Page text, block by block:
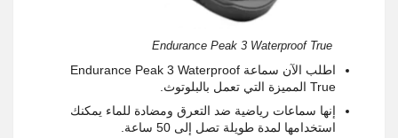
Endurance Peak 3 Waterproof True
اطلب الآن سماعة Endurance Peak 3 Waterproof
True المميزة التي تعمل بالبلوتوث.
إنها سماعات رياضية ضد التعرق ومضادة للماء يمكنك
استخدامها لمدة طويلة تصل إلى 50 ساعة.